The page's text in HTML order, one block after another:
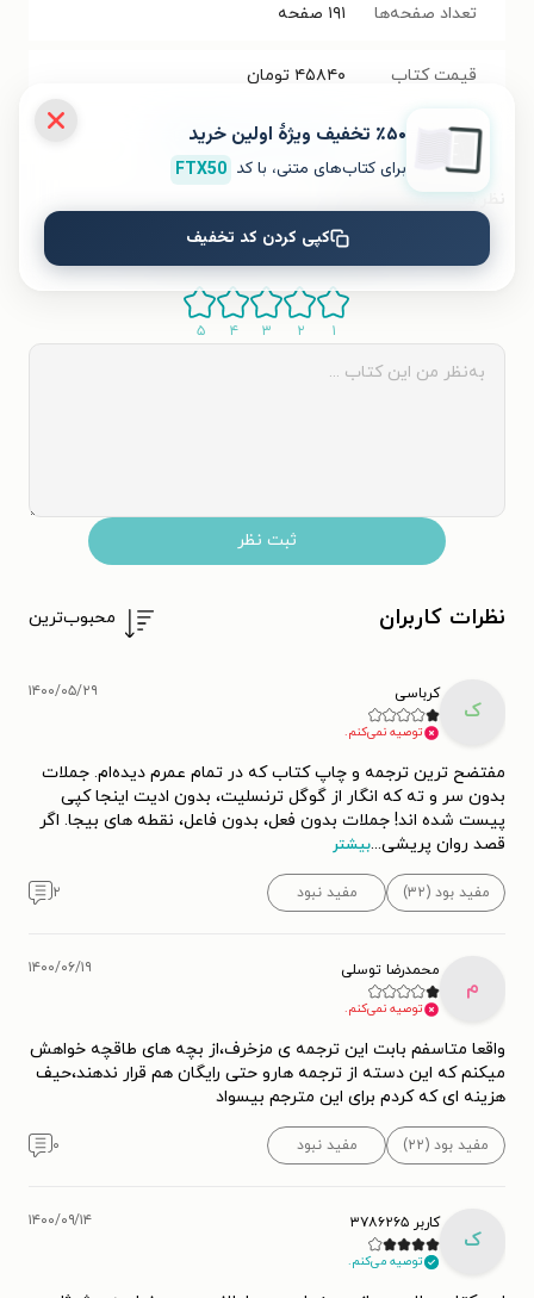
تعداد صفحه‌ها ۱۹۱ صفحه
قیمت کتاب ۴۵۸۴۰ تومان
نسخۀ صوتی خرید کتاب صوتی ایکیگای
نظر شما دربارهٔ این کتاب
به این کتاب چه امتیازی می‌دهید؟
۱ ۲ ۳ ۴ ۵
ثبت نظر
نظرات کاربران محبوب‌ترین
ک
کرباسی
توصیه نمی‌کنم.
۱۴۰۰/۰۵/۲۹
مفتضح ترین ترجمه و چاپ کتاب که در تمام عمرم دیده‌ام. جملات
بدون سر و ته که انگار از گوگل ترنسلیت، بدون ادیت اینجا کپی
پیست شده اند! جملات بدون فعل، بدون فاعل، نقطه های بیجا. اگر
قصد روان پریشی...بیشتر
مفید بود (۳۲) مفید نبود ۲
م
محمدرضا توسلی
توصیه نمی‌کنم.
۱۴۰۰/۰۶/۱۹
واقعا متاسفم بابت این ترجمه ی مزخرف،از بچه های طاقچه خواهش
میکنم که این دسته از ترجمه هارو حتی رایگان هم قرار ندهند،حیف
هزینه ای که کردم برای این مترجم بیسواد
مفید بود (۲۲) مفید نبود ۰
ک
کاربر ۳۷۸۶۲۶۵
توصیه می‌کنم.
۱۴۰۰/۰۹/۱۴
٪۵۰ تخفیف ویژۀ اولین خرید
برای کتاب‌های متنی، با کد FTX50
کپی کردن کد تخفیف